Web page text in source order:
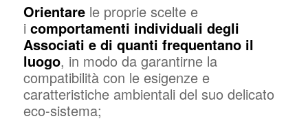
Orientarele proprie scelte e
i comportamenti individuali degli
Associati e di quanti frequentano il
luogo, in modo da garantirne la
compatibilità con le esigenze e
caratteristiche ambientali del suo delicato
eco-sistema;